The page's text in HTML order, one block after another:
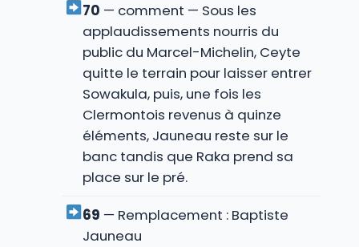
70 — comment — Sous les
applaudissements nourris du
public du Marcel-Michelin, Ceyte
quitte le terrain pour laisser entrer
Sowakula, puis, une fois les
Clermontois revenus à quinze
éléments, Jauneau reste sur le
banc tandis que Raka prend sa
place sur le pré.
69 — Remplacement : Baptiste
Jauneau